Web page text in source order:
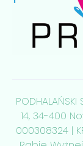
PODHALAŃSKI
14, 34-400
000308324 |